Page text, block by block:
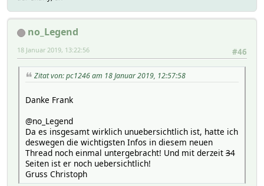
no_Legend
#46
18 Januar 2019, 13:22:56
Zitat von: pc1246 am 18 Januar 2019, 12:57:58
Danke Frank
@no_Legend
Da es insgesamt wirklich unuebersichtlich ist, hatte ich
deswegen die wichtigsten Infos in diesem neuen
Thread noch einmal untergebracht! Und mit derzeit 34
Seiten ist er noch uebersichtlich!
Gruss Christoph